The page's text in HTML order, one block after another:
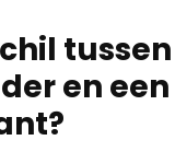
en een